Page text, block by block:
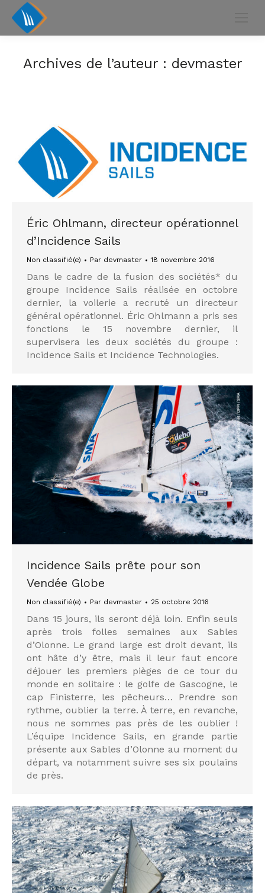
Archives de l’auteur : devmaster
Éric Ohlmann, directeur opérationnel
d’Incidence Sails
Non classifié(e) Par devmaster 18 novembre 2016
Dans le cadre de la fusion des sociétés* du
groupe Incidence Sails réalisée en octobre
dernier, la voilerie a recruté un directeur
général opérationnel. Éric Ohlmann a pris ses
fonctions le 15 novembre dernier, il
supervisera les deux sociétés du groupe :
Incidence Sails et Incidence Technologies.
Incidence Sails prête pour son
Vendée Globe
Non classifié(e) Par devmaster 25 octobre 2016
Dans 15 jours, ils seront déjà loin. Enfin seuls
après trois folles semaines aux Sables
d’Olonne. Le grand large est droit devant, ils
ont hâte d’y être, mais il leur faut encore
déjouer les premiers pièges de ce tour du
monde en solitaire : le golfe de Gascogne, le
cap Finisterre, les pêcheurs… Prendre son
rythme, oublier la terre. À terre, en revanche,
nous ne sommes pas près de les oublier !
L’équipe Incidence Sails, en grande partie
présente aux Sables d’Olonne au moment du
départ, va notamment suivre ses six poulains
de près.